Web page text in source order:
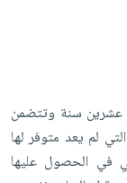
عشرين سنة وتتضمن
لم يعد متوفر لها
في الحصول عليها